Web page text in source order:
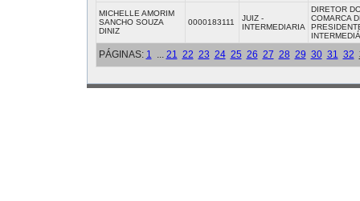
MICHELLE AMORIM
SANCHO SOUZA
DINIZ
0000183111
JUIZ -
INTERMEDIARIA
DIRETOR
COMARCA
PÁGINAS: 1 ... 21 22 23 24 25 26 27 28 29 30 31 32